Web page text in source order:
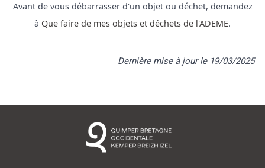
Avant de vous débarrasser d'un objet ou déchet, demandez
à Que faire de mes objets et déchets de l'ADEME.
Dernière mise à jour le 19/03/2025